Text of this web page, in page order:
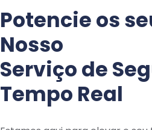
Potencie os
Nosso
Serviço de
Tempo Real